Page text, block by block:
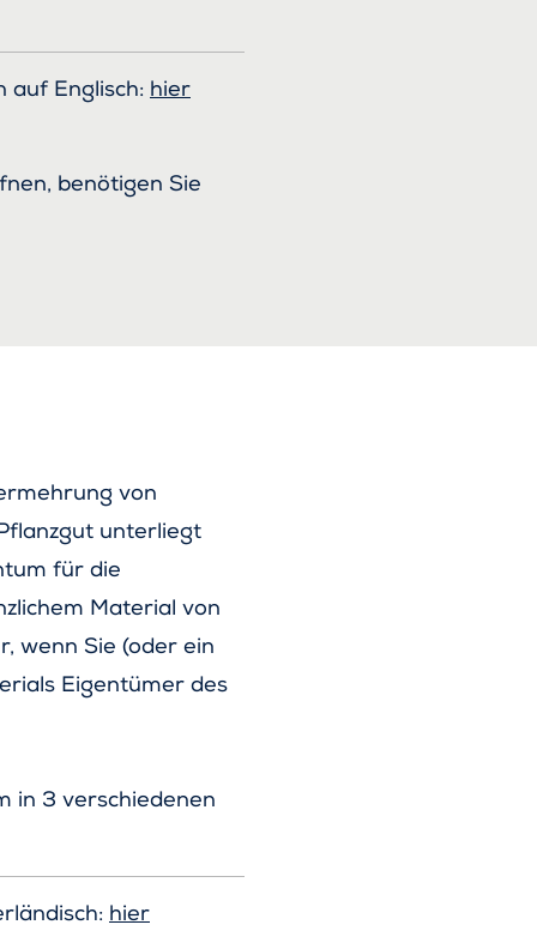
auf Englisch: hier
benötigen Sie
von
unterliegt
für die
Material von
wenn Sie (oder ein
Eigentümer des
in 3 verschiedenen
hier